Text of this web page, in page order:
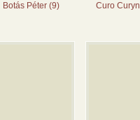
Botás Péter (9) Curo